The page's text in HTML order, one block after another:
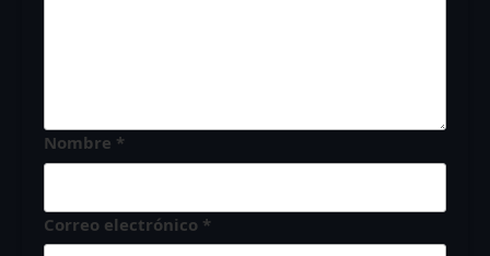
Nombre *
Correo electrónico *